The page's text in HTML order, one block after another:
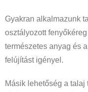
Gyakran alkalmazunk
osztályozott
természetes anyag és
felújítást igényel.
Másik lehetőség a